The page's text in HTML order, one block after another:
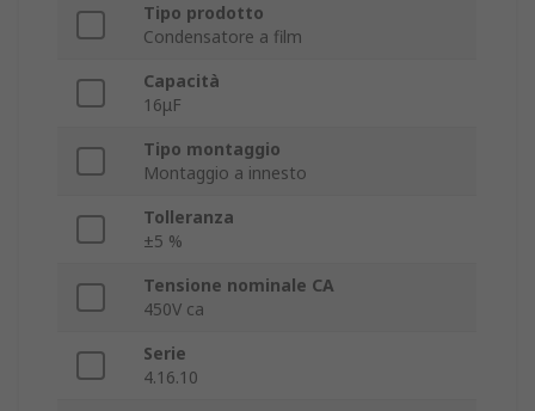
Tipo prodotto
Condensatore a film
Capacità
16μF
Tipo montaggio
Montaggio a innesto
Tolleranza
±5 %
Tensione nominale CA
450V ca
Serie
4.16.10